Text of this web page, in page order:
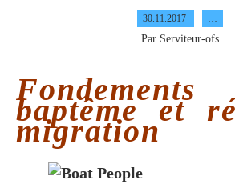
30.11.2017
Par Serviteur-ofs
baptême et
migration